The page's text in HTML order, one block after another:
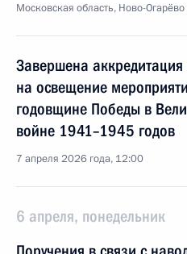
Московская область, Ново-Огарёво
Завершена аккредитация
на освещение
годовщине Победы в
войне 1941–1945 годов
7 апреля 2026 года, 12:00
6 апреля, понедельник